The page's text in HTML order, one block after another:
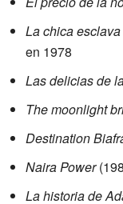
La chica esclava
en 1978
Las delicias de
The moonlight
Destination
Naira Power
La historia de